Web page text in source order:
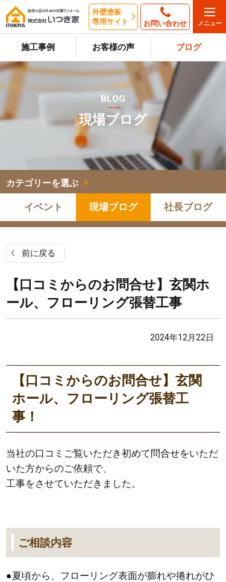
外壁塗装
専用サイト
お問い合わせ
施工事例 お客様の声 ブログ
BLOG
現場ブログ
カテゴリーを選ぶ
イベント 現場ブログ 社長ブログ
前に戻る
【口コミからのお問合せ】玄関ホ
ール、フローリング張替工事
2024年12月22日
【口コミからのお問合せ】玄関
ホール、フローリング張替工
事！
当社の口コミご覧いただき初めて問合せをいただ
いた方からのご依頼で、
工事をさせていただきました。
ご相談内容
●夏頃から、フローリング表面が膨れや捲れがひ